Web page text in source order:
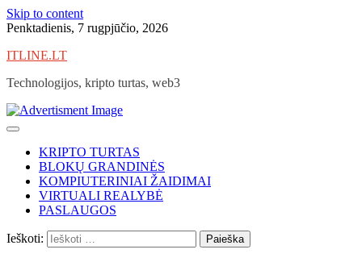
Skip to content
Penktadienis, 7 rugpjūčio, 2026
ITLINE.LT
Technologijos, kripto turtas, web3
KRIPTO TURTAS
BLOKŲ GRANDINĖS
KOMPIUTERINIAI ŽAIDIMAI
VIRTUALI REALYBĖ
PASLAUGOS
Ieškoti: